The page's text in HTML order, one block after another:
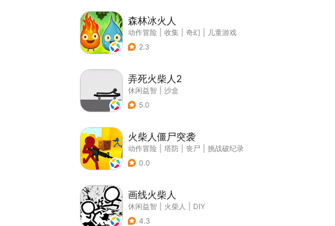
森林冰火人
动作冒险 收集 奇幻
儿童游戏
2.3
弄死火柴人2
休闲益智
沙盒
5.0
火柴人僵尸突袭
动作冒险 塔防 丧尸
挑战破纪录
0.0
画线火柴人
休闲益智 火柴人
DIY
4.3